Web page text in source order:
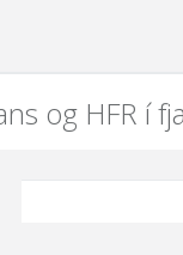
og HFR í